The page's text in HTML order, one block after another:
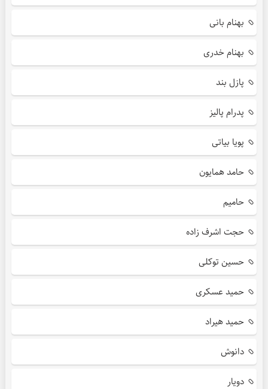
بهنام بانی
بهنام خدری
پازل بند
پدرام پالیز
پویا بیاتی
حامد همایون
حامیم
حجت اشرف زاده
حسین توکلی
حمید عسکری
حمید هیراد
دانوش
دویار